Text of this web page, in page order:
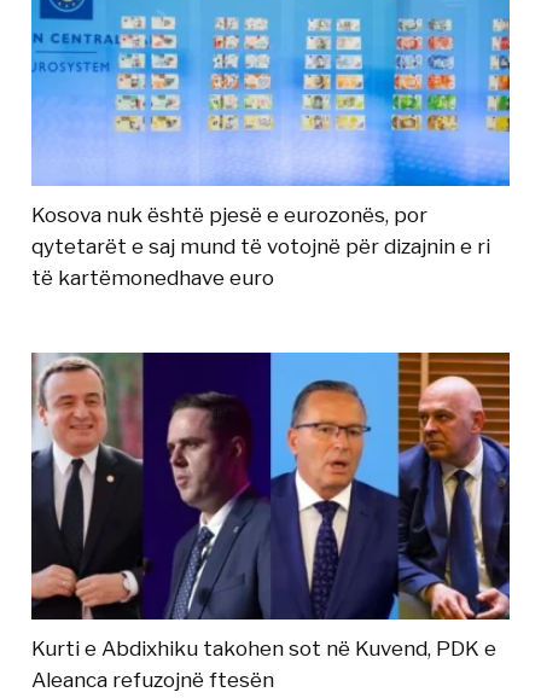
Kosova nuk është pjesë e eurozonës, por
qytetarët e saj mund të votojnë për dizajnin e ri
të kartëmonedhave euro
Kurti e Abdixhiku takohen sot në Kuvend, PDK e
Aleanca refuzojnë ftesën